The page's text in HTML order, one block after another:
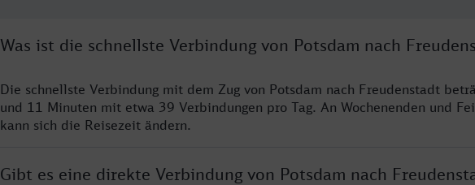
Was ist die schnellste Verbindung von Potsdam nach
Die schnellste Verbindung mit dem Zug von Potsdam nach Freudenstadt
und 11 Minuten mit etwa 39 Verbindungen pro Tag. An Wochenenden und
kann sich die Reisezeit ändern.
Gibt es eine direkte Verbindung von Potsdam nach